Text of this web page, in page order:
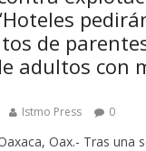
de
adultos con
Istmo Press 0
Oax.- Tras una